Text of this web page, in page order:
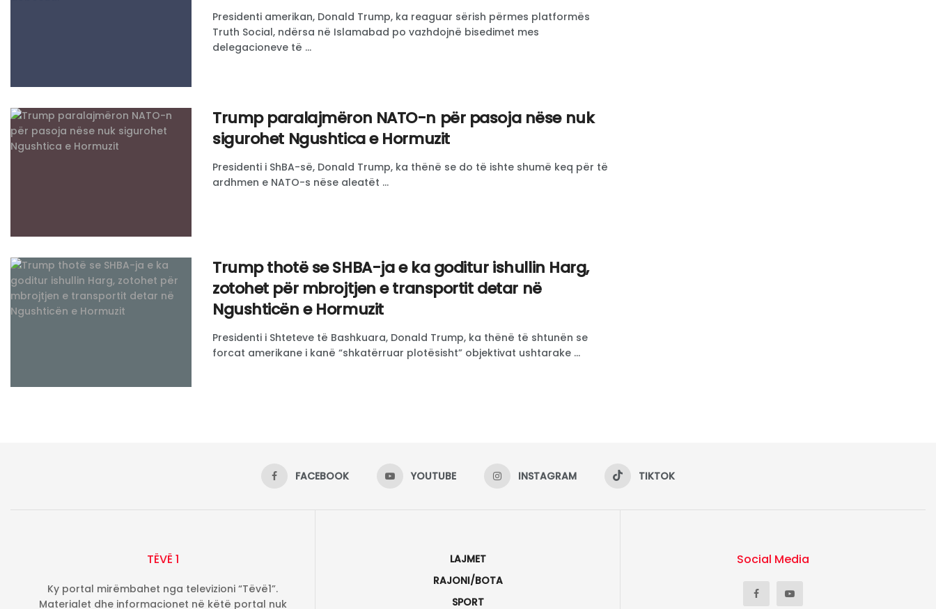
Presidenti amerikan, Donald Trump, ka reaguar sërish përmes platformës
Truth Social, ndërsa në Islamabad po vazhdojnë bisedimet mes
delegacioneve të ...
​Trump paralajmëron NATO-n për pasoja nëse nuk
sigurohet Ngushtica e Hormuzit
Presidenti i ShBA-së, Donald Trump, ka thënë se do të ishte shumë keq për të
ardhmen e NATO-s nëse aleatët ...
Trump thotë se SHBA-ja e ka goditur ishullin Harg,
zotohet për mbrojtjen e transportit detar në
Ngushticën e Hormuzit
Presidenti i Shteteve të Bashkuara, Donald Trump, ka thënë të shtunën se
forcat amerikane i kanë “shkatërruar plotësisht” objektivat ushtarake ...
FACEBOOK YOUTUBE INSTAGRAM TIKTOK
TËVË 1
Ky portal mirëmbahet nga televizioni “Tëvë1”.
Materialet dhe informacionet në këtë portal nuk
LAJMET
RAJONI/BOTA
SPORT
Social Media